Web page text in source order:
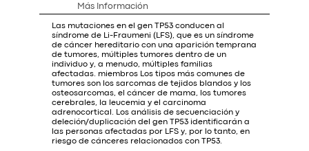
Más Información
Las mutaciones en el gen TP53 conducen al
síndrome de Li-Fraumeni (LFS), que es un síndrome
de cáncer hereditario con una aparición temprana
de tumores, múltiples tumores dentro de un
individuo y, a menudo, múltiples familias
afectadas. miembros Los tipos más comunes de
tumores son los sarcomas de tejidos blandos y los
osteosarcomas, el cáncer de mama, los tumores
cerebrales, la leucemia y el carcinoma
adrenocortical. Los análisis de secuenciación y
deleción/duplicación del gen TP53 identificarán a
las personas afectadas por LFS y, por lo tanto, en
riesgo de cánceres relacionados con TP53.